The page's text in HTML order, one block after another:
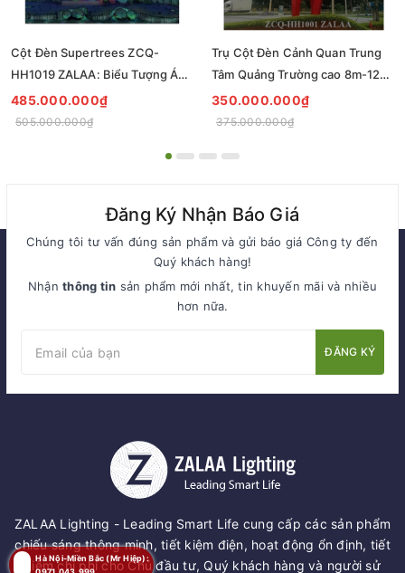
Cột Đèn Supertrees ZCQ-
HH1019 ZALAA: Biểu Tượng Ánh
Sáng Cho Đại Đô Thị
485.000.000₫
505.000.000₫
Trụ Cột Đèn Cảnh Quan Trung
Tâm Quảng Trường cao 8m-12m
ZCQ-HH1001 ZALAA Fortune
Tree Series
350.000.000₫
375.000.000₫
Đăng Ký Nhận Báo Giá
Chúng tôi tư vấn đúng sản phẩm và gửi báo giá Công ty đến
Quý khách hàng!
Nhậnthông tin sản phẩm mới nhất, tin khuyến mãi và nhiều
hơn nữa.
ĐĂNG KÝ
ZALAA Lighting - Leading Smart Life cung cấp các sản phẩm
chiếu sáng thông minh, tiết kiệm điện, hoạt động ổn định, tiết
kiệm chi phí cho Chủ đầu tư, Quý khách hàng và người sử
Hà Nội-Miền Bắc (Mr Hiệp):